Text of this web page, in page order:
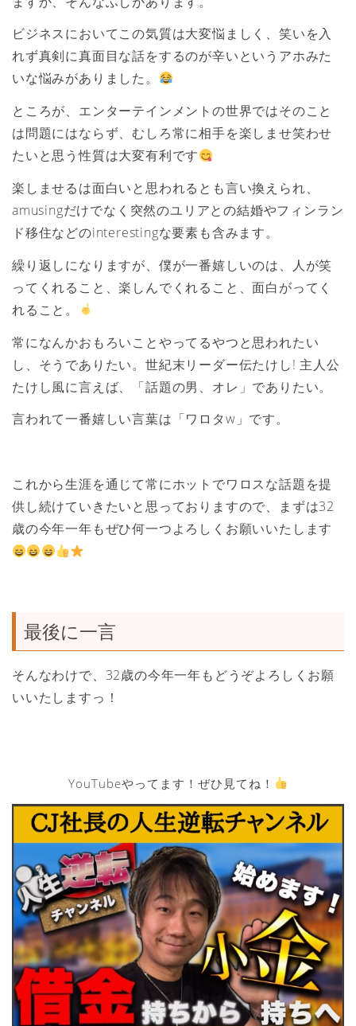
ビジネスにおいてこの気質は大変悩ましく、笑いを入
れず真剣に真面目な話をするのが辛いというアホみた
いな悩みがありました。
ところが、エンターテインメントの世界ではそのこと
は問題にはならず、むしろ常に相手を楽しませ笑わせ
たいと思う性質は大変有利です
楽しませるは面白いと思われるとも言い換えられ、
amusingだけでなく突然のユリアとの結婚やフィンラン
ド移住などのinterestingな要素も含みます。
繰り返しになりますが、僕が一番嬉しいのは、人が笑
ってくれること、楽しんでくれること、面白がってく
れること。
常になんかおもろいことやってるやつと思われたい
し、そうでありたい。世紀末リーダー伝たけし! 主人公
たけし風に言えば、「話題の男、オレ」でありたい。
言われて一番嬉しい言葉は「ワロタw」です。
これから生涯を通じて常にホットでワロスな話題を提
供し続けていきたいと思っておりますので、まずは32
歳の今年一年もぜひ何一つよろしくお願いいたします
最後に一言
そんなわけで、32歳の今年一年もどうぞよろしくお願
いいたしますっ！
YouTubeやってます！ぜひ見てね！